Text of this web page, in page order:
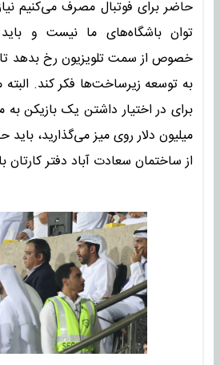
حاضر برای فوتبال مصرف می‌کنیم
توان باشگاه‌های ما نیست و باید
خصوص از سمت تلویزیون رخ بدهد تا
به توسعه زیرساخت‌ها فکر کند.
برای در اختیار داشتن یک بازیکن
میلیون دلار روی میز می‌گذارید، باید
از ساختمان سعادت آباد دفتر کارتان